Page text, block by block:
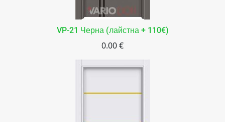
VP-21 Черна (лайстна + 110€)
0.00 €